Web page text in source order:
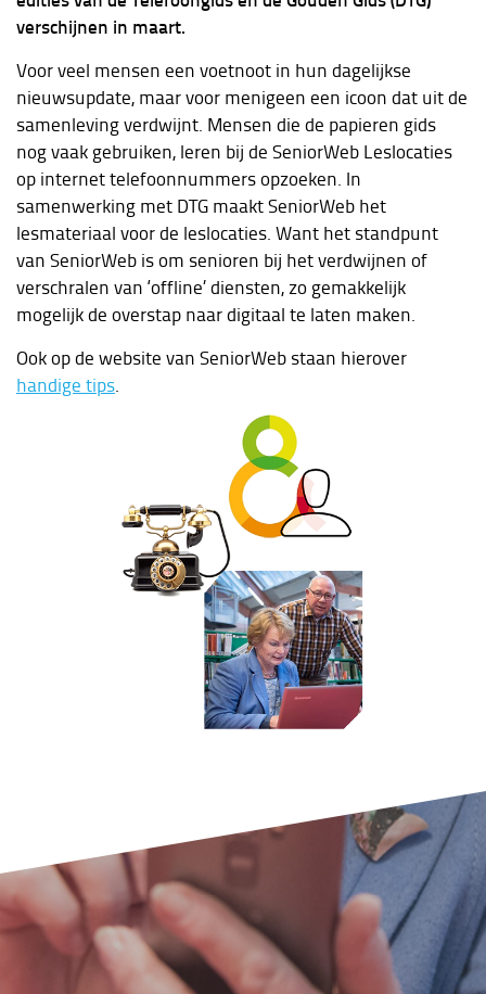
verschijnen in maart.
Voor veel mensen een voetnoot in hun dagelijkse
nieuwsupdate, maar voor menigeen een icoon dat uit de
samenleving verdwijnt. Mensen die de papieren gids
nog vaak gebruiken, leren bij de SeniorWeb Leslocaties
op internet telefoonnummers opzoeken. In
samenwerking met DTG maakt SeniorWeb het
lesmateriaal voor de leslocaties. Want het standpunt
van SeniorWeb is om senioren bij het verdwijnen of
verschralen van ‘offline’ diensten, zo gemakkelijk
mogelijk de overstap naar digitaal te laten maken.
Ook op de website van SeniorWeb staan hierover
handige tips.